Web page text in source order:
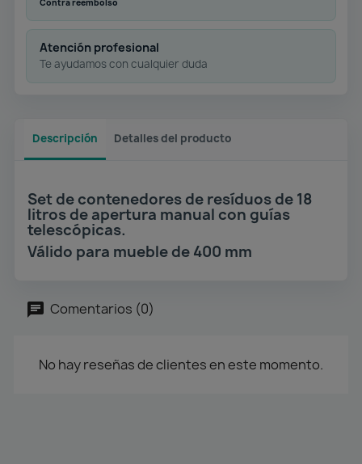
Contra reembolso
Atención profesional
Te ayudamos con cualquier duda
Descripción Detalles del producto
Set de contenedores de resíduos de 18
litros de apertura manual con guías
telescópicas.
Válido para mueble de 400 mm
Comentarios (0)
No hay reseñas de clientes en este momento.